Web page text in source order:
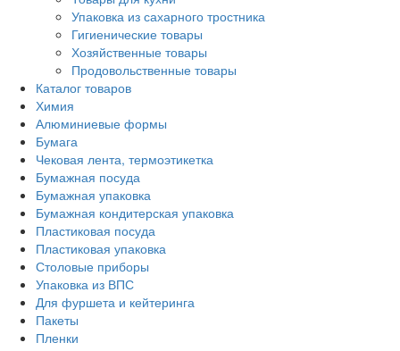
Упаковка из сахарного тростника
Гигиенические товары
Хозяйственные товары
Продовольственные товары
Каталог товаров
Химия
Алюминиевые формы
Бумага
Чековая лента, термоэтикетка
Бумажная посуда
Бумажная упаковка
Бумажная кондитерская упаковка
Пластиковая посуда
Пластиковая упаковка
Столовые приборы
Упаковка из ВПС
Для фуршета и кейтеринга
Пакеты
Пленки